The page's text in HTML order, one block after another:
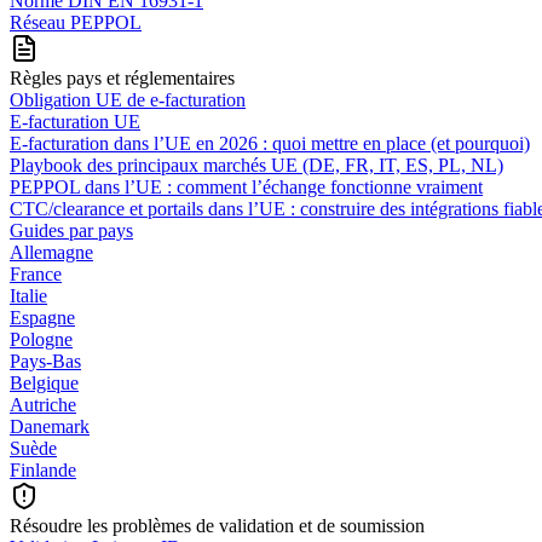
Réseau PEPPOL
Règles pays et réglementaires
Obligation UE de e-facturation
E-facturation UE
E‑facturation dans l’UE en 2026 : quoi mettre en place (et pourquoi)
Playbook des principaux marchés UE (DE, FR, IT, ES, PL, NL)
PEPPOL dans l’UE : comment l’échange fonctionne vraiment
CTC/clearance et portails dans l’UE : construire des intégrations
Guides par pays
Allemagne
France
Italie
Espagne
Pologne
Pays-Bas
Belgique
Autriche
Danemark
Suède
Finlande
Résoudre les problèmes de validation et de soumission